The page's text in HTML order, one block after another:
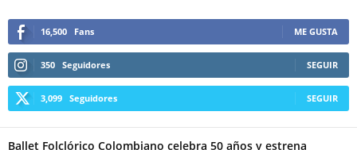
16,500 Fans ME GUSTA
350 Seguidores SEGUIR
3,099 Seguidores SEGUIR
Ballet Folclórico Colombiano celebra 50 años y estrena